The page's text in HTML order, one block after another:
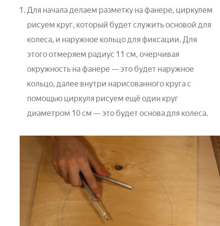
Для начала делаем разметку на фанере, циркулем
рисуем круг, который будет служить основой для
колеса, и наружное кольцо для фиксации. Для
этого отмеряем радиус 11 см, очерчивая
окружность на фанере — это будет наружное
кольцо, далее внутри нарисованного круга с
помощью циркуля рисуем ещё один круг
диаметром 10 см — это будет основа для колеса.